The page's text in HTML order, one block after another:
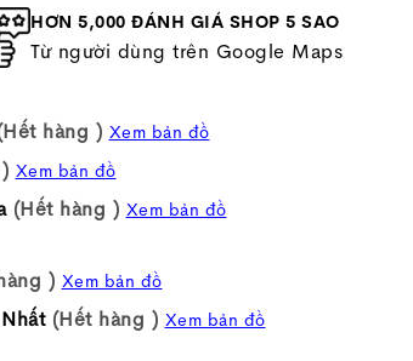
HƠN 5,000 ĐÁNH GIÁ SHOP 5 SAO
Từ người dùng trên Google Maps
hàng ) Xem bản đồ
Xem bản đồ
(Hết hàng ) Xem bản đồ
) Xem bản đồ
(Hết hàng ) Xem bản đồ